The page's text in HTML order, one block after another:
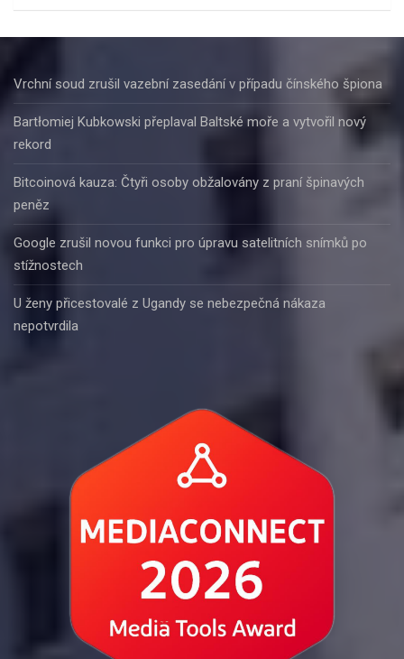
Vrchní soud zrušil vazební zasedání v případu čínského špiona
Bartłomiej Kubkowski přeplaval Baltské moře a vytvořil nový
rekord
Bitcoinová kauza: Čtyři osoby obžalovány z praní špinavých
peněz
Google zrušil novou funkci pro úpravu satelitních snímků po
stížnostech
U ženy přicestovalé z Ugandy se nebezpečná nákaza
nepotvrdila